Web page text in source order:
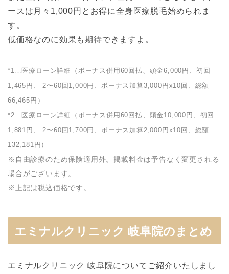
ースは月々1,000円とお得に全身医療脱毛始められま
す。
低価格なのに効果も期待できますよ。
*1…医療ローン詳細（ボーナス併用60回払、頭金6,000円、初回
1,465円、 2〜60回1,000円、ボーナス加算3,000円x10回、総額
66,465円）
*2…医療ローン詳細（ボーナス併用60回払、頭金10,000円、初回
1,881円、 2〜60回1,700円、ボーナス加算2,000円x10回、総額
132,181円）
※自由診療のため保険適用外。掲載料金は予告なく変更される
場合がございます。
※上記は税込価格です。
エミナルクリニック 岐阜院のまとめ
エミナルクリニック 岐阜院についてご紹介いたしまし